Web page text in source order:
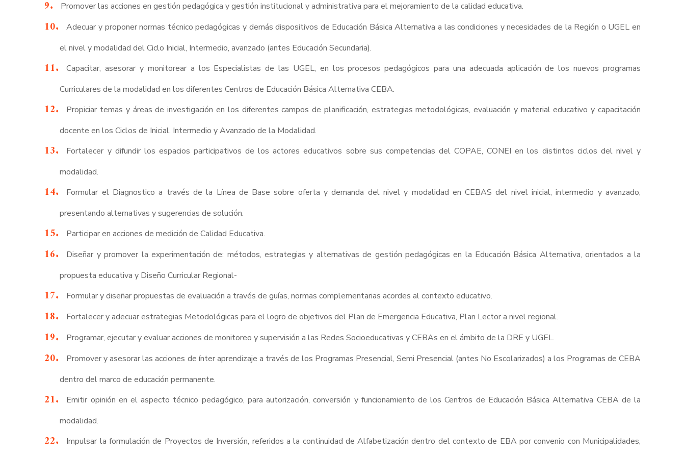
Promover las acciones en gestión pedagógica y gestión institucional y administrativa para el mejoramiento de la calidad educativa.
Adecuar y proponer normas técnico pedagógicas y demás dispositivos de Educación Básica Alternativa a las condiciones y necesidades de la Región o UGEL en
el nivel y modalidad del Ciclo Inicial, Intermedio, avanzado (antes Educación Secundaria).
Capacitar, asesorar y monitorear a los Especialistas de las UGEL, en los procesos pedagógicos para una adecuada aplicación de los nuevos programas
Curriculares de la modalidad en los diferentes Centros de Educación Básica Alternativa CEBA.
Propiciar temas y áreas de investigación en los diferentes campos de planificación, estrategias metodológicas, evaluación y material educativo y capacitación
docente en los Ciclos de Inicial. Intermedio y Avanzado de la Modalidad.
Fortalecer y difundir los espacios participativos de los actores educativos sobre sus competencias del COPAE, CONEI en los distintos ciclos del nivel y
modalidad.
Formular el Diagnostico a través de la Línea de Base sobre oferta y demanda del nivel y modalidad en CEBAS del nivel inicial, intermedio y avanzado,
presentando alternativas y sugerencias de solución.
Participar en acciones de medición de Calidad Educativa.
Diseñar y promover la experimentación de: métodos, estrategias y alternativas de gestión pedagógicas en la Educación Básica Alternativa, orientados a la
propuesta educativa y Diseño Curricular Regional-
Formular y diseñar propuestas de evaluación a través de guías, normas complementarias acordes al contexto educativo.
Fortalecer y adecuar estrategias Metodológicas para el logro de objetivos del Plan de Emergencia Educativa, Plan Lector a nivel regional.
Programar, ejecutar y evaluar acciones de monitoreo y supervisión a las Redes Socioeducativas y CEBAs en el ámbito de la DRE y UGEL.
Promover y asesorar las acciones de ínter aprendizaje a través de los Programas Presencial, Semi Presencial (antes No Escolarizados) a los Programas de CEBA
dentro del marco de educación permanente.
Emitir opinión en el aspecto técnico pedagógico, para autorización, conversión y funcionamiento de los Centros de Educación Básica Alternativa CEBA de la
modalidad.
Impulsar la formulación de Proyectos de Inversión, referidos a la continuidad de Alfabetización dentro del contexto de EBA por convenio con Municipalidades,